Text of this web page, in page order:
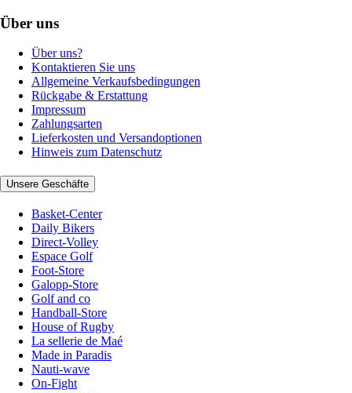
Über uns
Über uns?
Kontaktieren Sie uns
Allgemeine Verkaufsbedingungen
Rückgabe & Erstattung
Impressum
Zahlungsarten
Lieferkosten und Versandoptionen
Hinweis zum Datenschutz
Unsere Geschäfte
Basket-Center
Daily Bikers
Direct-Volley
Espace Golf
Foot-Store
Galopp-Store
Golf and co
Handball-Store
House of Rugby
La sellerie de Maé
Made in Paradis
Nauti-wave
On-Fight